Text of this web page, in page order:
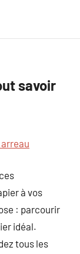
savoir
à vos
: parcourir
idéal.
tous les